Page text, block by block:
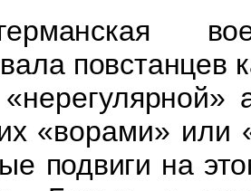
германская
повстанцев
«ворами» или
подвиги на